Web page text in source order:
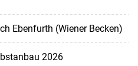
Ebenfurth (Wiener Becken)
2026